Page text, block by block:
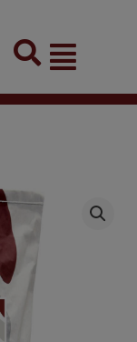
Flyout
Menu